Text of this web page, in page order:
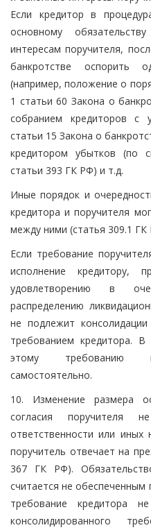
Если кредитор в
основному
интересам поручителя,
банкротстве оспорить
(например, положение о
1 статьи 60 Закона о
собранием кредиторов с
статьи 15 Закона о
кредитором убытков (по
статьи 393 ГК РФ) и т.д.
Иные порядок и
кредитора и поручителя
между ними (статья 309.1 ГК
Если требование
исполнение кредитору,
удовлетворению в
распределению
не подлежит
требованием кредитора.
этому требованию
самостоятельно.
10. Изменение размера
согласия поручителя
ответственности или иных
поручитель отвечает на
367 ГК РФ).
считается не обеспеченным
требование кредитора
консолидированного